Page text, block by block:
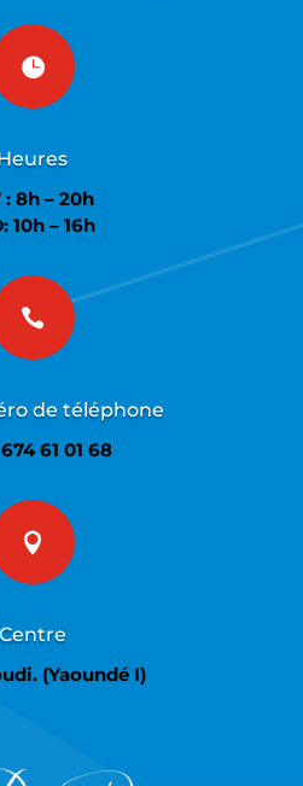

: 8h – 20h
10h – 16h

de téléphone
61 01 68

Centre
(Yaoundé I)